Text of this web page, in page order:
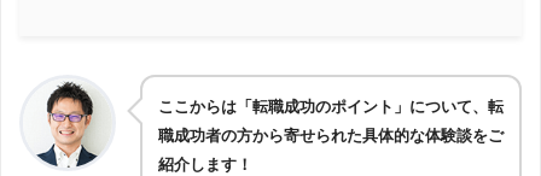
ここからは「転職成功のポイント」について、転
職成功者の方から寄せられた具体的な体験談をご
紹介します！